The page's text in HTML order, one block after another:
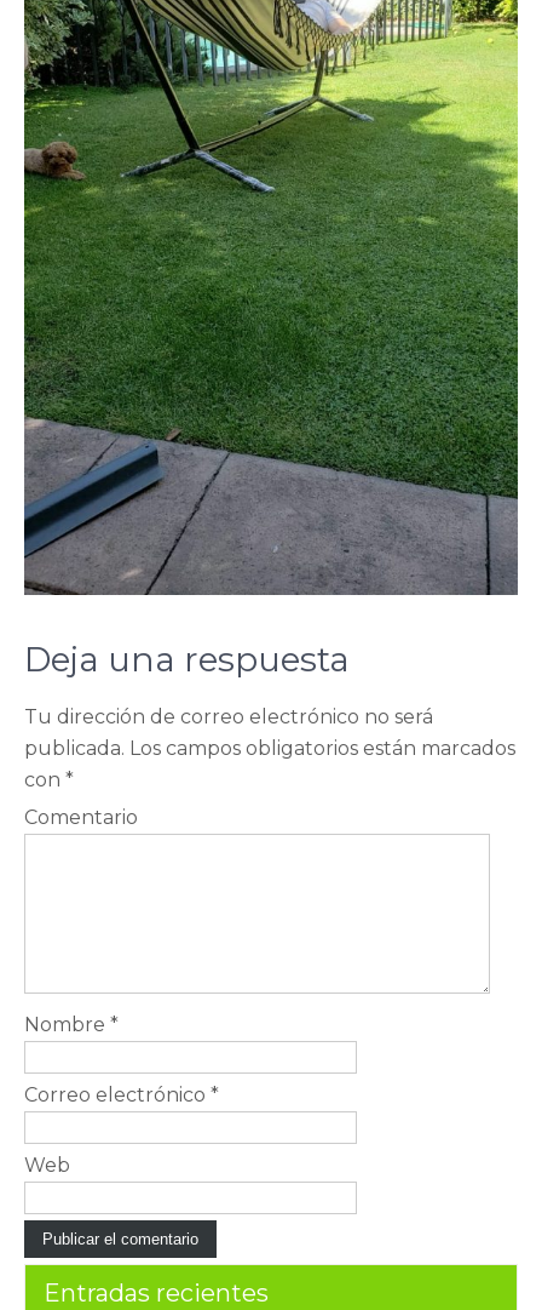
Deja una respuesta
Tu dirección de correo electrónico no será
publicada. Los campos obligatorios están marcados
con *
Comentario
Nombre *
Correo electrónico *
Web
Entradas recientes